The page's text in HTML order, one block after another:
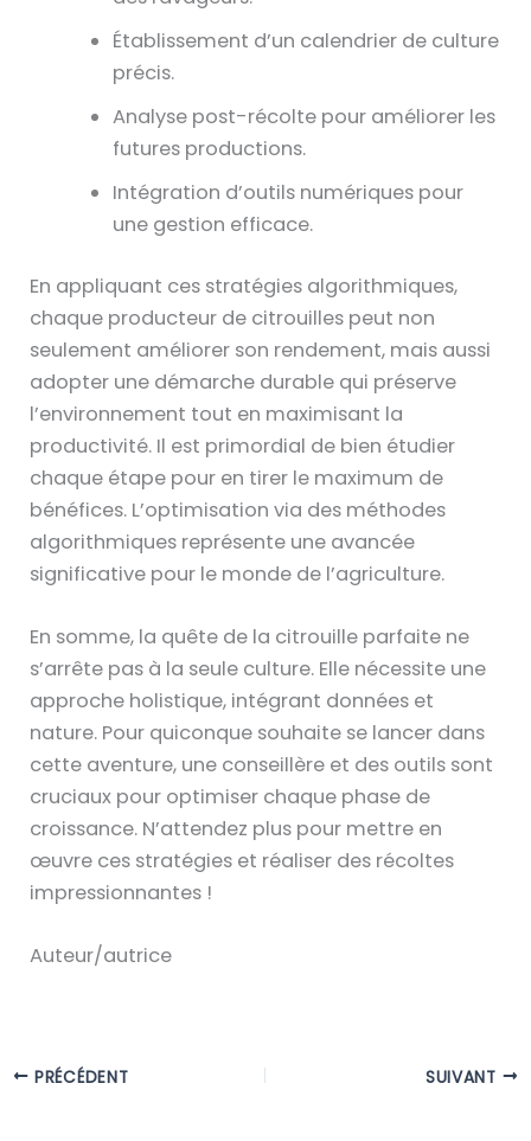
Établissement d’un calendrier de culture
précis.
Analyse post-récolte pour améliorer les
futures productions.
Intégration d’outils numériques pour
une gestion efficace.
En appliquant ces stratégies algorithmiques,
chaque producteur de citrouilles peut non
seulement améliorer son rendement, mais aussi
adopter une démarche durable qui préserve
l’environnement tout en maximisant la
productivité. Il est primordial de bien étudier
chaque étape pour en tirer le maximum de
bénéfices. L’optimisation via des méthodes
algorithmiques représente une avancée
significative pour le monde de l’agriculture.
En somme, la quête de la citrouille parfaite ne
s’arrête pas à la seule culture. Elle nécessite une
approche holistique, intégrant données et
nature. Pour quiconque souhaite se lancer dans
cette aventure, une conseillère et des outils sont
cruciaux pour optimiser chaque phase de
croissance. N’attendez plus pour mettre en
œuvre ces stratégies et réaliser des récoltes
impressionnantes !
Auteur/autrice
PRÉCÉDENT SUIVANT